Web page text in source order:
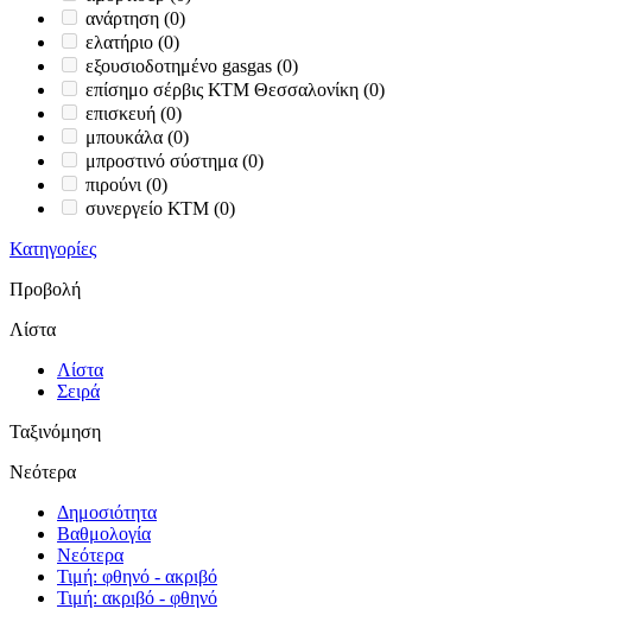
ανάρτηση (0)
ελατήριο (0)
εξουσιοδοτημένο gasgas (0)
επίσημο σέρβις ΚΤΜ Θεσσαλονίκη (0)
επισκευή (0)
μπουκάλα (0)
μπροστινό σύστημα (0)
πιρούνι (0)
συνεργείο ΚΤΜ (0)
Κατηγορίες
Προβολή
Λίστα
Λίστα
Σειρά
Ταξινόμηση
Νεότερα
Δημοσιότητα
Βαθμολογία
Νεότερα
Τιμή: φθηνό - ακριβό
Τιμή: ακριβό - φθηνό